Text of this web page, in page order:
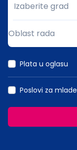
Grad
Izaberite grad
Oblast rada
Plata u oglasu
Poslovi za mlade